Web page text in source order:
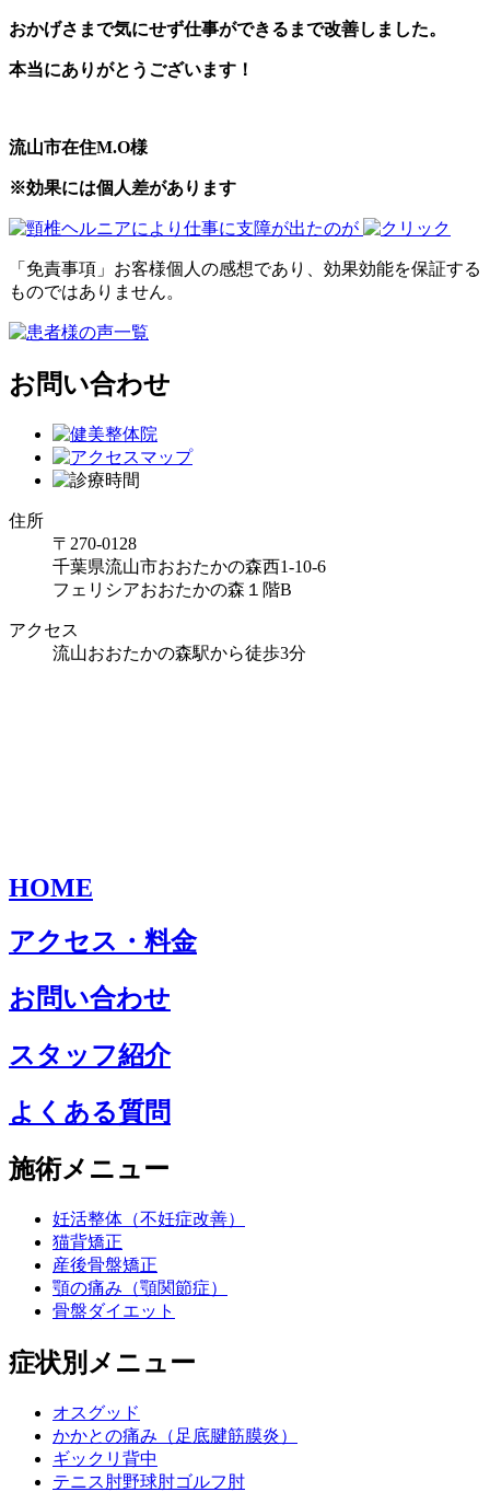
おかげさまで気にせず仕事ができるまで改善しました。
本当にありがとうございます！
流山市在住M.O様
※効果には個人差があります
「免責事項」お客様個人の感想であり、効果効能を保証する
ものではありません。
お問い合わせ
住所
〒270-0128
千葉県流山市おおたかの森西1-10-6
フェリシアおおたかの森１階B
アクセス
流山おおたかの森駅から徒歩3分
HOME
アクセス・料金
お問い合わせ
スタッフ紹介
よくある質問
施術メニュー
妊活整体（不妊症改善）
猫背矯正
産後骨盤矯正
顎の痛み（顎関節症）
骨盤ダイエット
症状別メニュー
オスグッド
かかとの痛み（足底腱筋膜炎）
ギックリ背中
テニス肘野球肘ゴルフ肘